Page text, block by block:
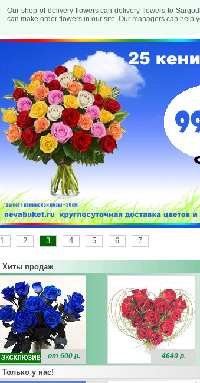
Our shop of delivery flowers can delivery flowers to
can make order flowers in our site. Our managers can help
1 2 3 4 5 6 7
Хиты продаж
от 600 р. 4640 р.
Только у нас!